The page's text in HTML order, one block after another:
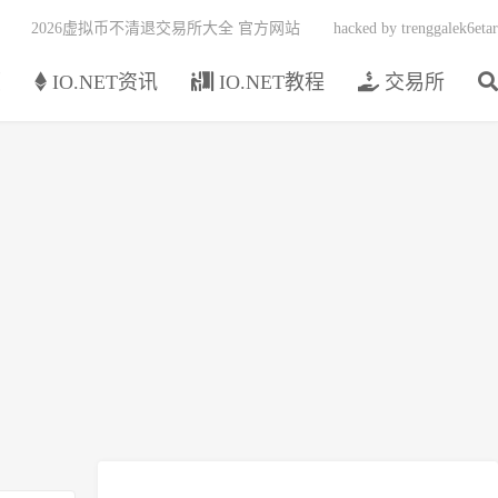
IO.NET资讯 IO.NET教程 交易所
2026虚拟币不清退交易所大全 官方网站 hacked by trenggalek6etar